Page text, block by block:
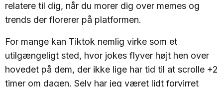
relatere til dig, når du morer dig over memes og
trends der florerer på platformen.
For mange kan Tiktok nemlig virke som et
utilgængeligt sted, hvor jokes flyver højt hen over
hovedet på dem, der ikke lige har tid til at scrolle +2
timer om dagen. Selv har jeg været lidt forvirret